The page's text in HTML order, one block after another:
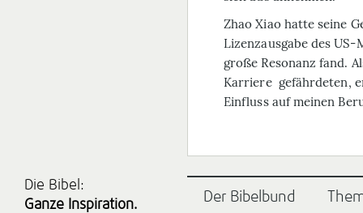
Zhao Xiao hatte seine
Lizenzausgabe des
große Resonanz fand.
Karriere gefährdeten,
Einfluss auf meinen
Die Bibel:
Ganze Inspiration.
Der Bibelbund